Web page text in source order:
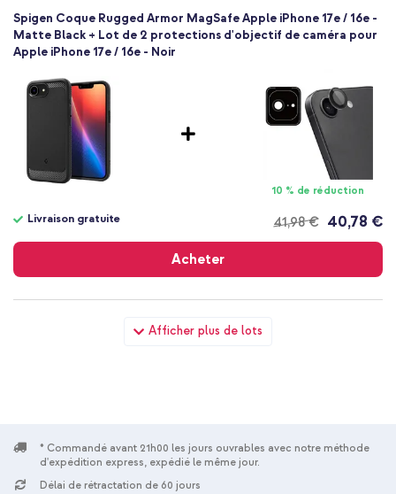
Afficher plus de lots
Spigen Coque Rugged Armor MagSafe Apple iPhone 17e / 16e -
Matte Black + Lot de 2 protections d'objectif de caméra pour
Apple iPhone 17e / 16e - Noir
10 % de réduction
41,98 €
Livraison gratuite 40,78 €
Acheter
gratuite
Spigen Coque Rugged Armor MagSafe Apple iPhone 17e / 16e -
Matte Black + Wall Charger - Chargeur - Connexion USB-C et
* Commandé avant 21h00 les jours ouvrables avec notre méthode
d'expédition express, expédié le même jour.
Délai de rétractation de 60 jours